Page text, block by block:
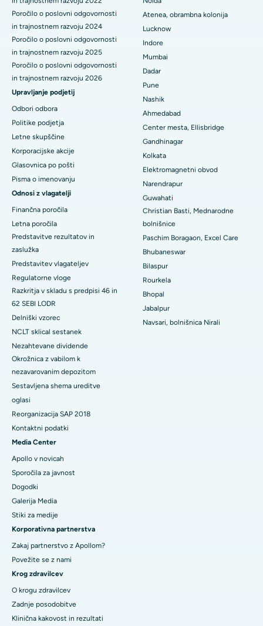
Najboljša bolnišnica v mestu Seshadripuram, Bangalore
Najboljša bolnišnica na glavni cesti Waltair v Visakhapatnamu
Najboljša bolnišnica na cesti Subhash Nagar, Karimnagar
Najboljša bolnišnica v Managariju, Karaikudi
Najboljša bolnišnica v Arepallyju, Warangal
Najboljša bolnišnica v koloniji Arera v Bhopalu
Najboljša bolnišnica v mestu Jayanagar, Bangalore
Najboljša bolnišnica v KK Nagarju v Maduraiu
Najboljša bolnišnica v Ramji Nagarju, Nellore
Najboljša bolnišnica v sektorju-19, Rourkela
Najboljša bolnišnica v Swargateu v Puneju
Najboljša onkološka bolnišnica za ženske v južnem Delhiju
Poročilo o poslovni odgovornosti
in trajnostnem razvoju 2024
Poročilo o poslovni odgovornosti
in trajnostnem razvoju 2025
Poročilo o poslovni odgovornosti
in trajnostnem razvoju 2026
Upravljanje podjetij
Odbori odbora
Politike podjetja
Letne skupščine
Korporacijske akcije
Glasovnica po pošti
Pisma o imenovanju
Odnosi z vlagatelji
Finančna poročila
Letna poročila
Predstavitve rezultatov in
zaslužka
Predstavitev vlagateljev
Regulatorne vloge
Razkritja v skladu s predpisi 46 in
62 SEBI LODR
Delniški vzorec
NCLT sklical sestanek
Nezahtevane dividende
Okrožnica z vabilom k
nezavarovanim depozitom
Sestavljena shema ureditve
oglasi
Reorganizacija SAP 2018
Kontaktni podatki
Media Center
Apollo v novicah
Sporočila za javnost
Dogodki
Galerija Media
​​​​​Stiki za medije
Korporativna partnerstva
Zakaj partnerstvo z Apollom?
Povežite se z nami
Krog zdravilcev
O krogu zdravilcev
Zadnje posodobitve
Klinična kakovost in rezultati
Atenea, obrambna kolonija
Lucknow
Indore
Mumbai
Dadar
Pune
Nashik
Ahmedabad
Center mesta, Ellisbridge
Gandhinagar
Kolkata
Elektromagnetni obvod
Narendrapur
Guwahati
Christian Basti, Mednarodne
bolnišnice
Paschim Boragaon, Excel Care
Bhubaneswar
Bilaspur
Rourkela
Bhopal
Jabalpur
Navsari, bolnišnica Nirali